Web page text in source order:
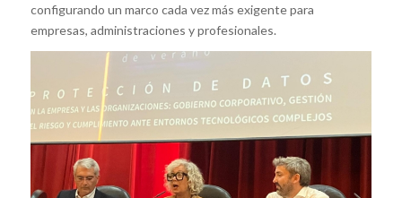
configurando un marco cada vez más exigente para
empresas, administraciones y profesionales.